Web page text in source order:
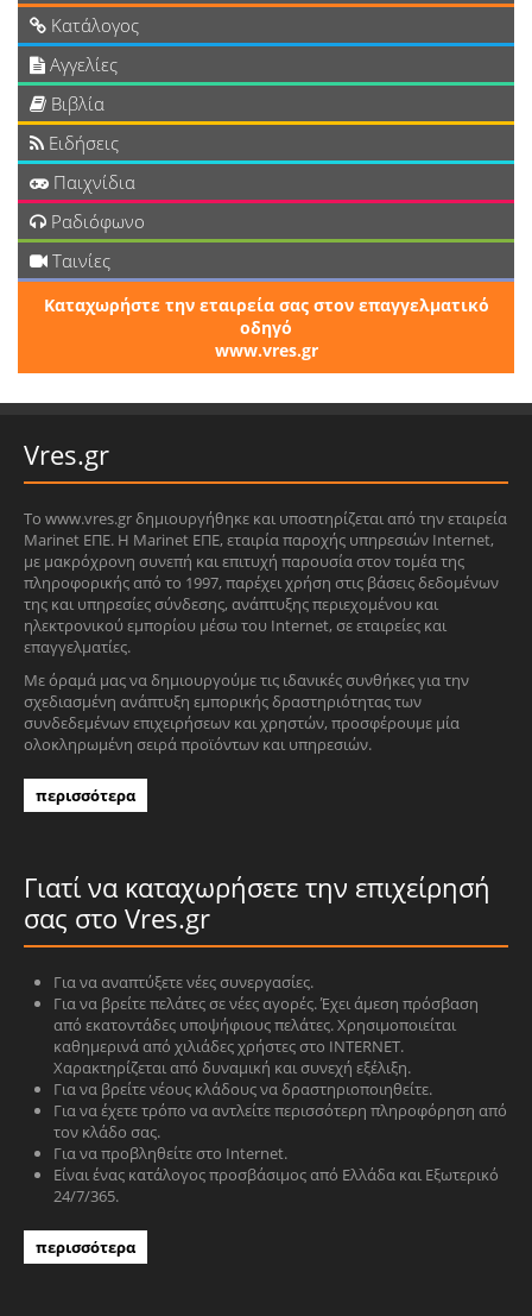
Κατάλογος
Αγγελίες
Βιβλία
Ειδήσεις
Παιχνίδια
Ραδιόφωνο
Ταινίες
Καταχωρήστε την εταιρεία σας στον επαγγελματικό
οδηγό
www.vres.gr
Vres.gr
Το www.vres.gr δημιουργήθηκε και υποστηρίζεται από την εταιρεία
Marinet ΕΠΕ. Η Marinet ΕΠΕ, εταιρία παροχής υπηρεσιών Internet,
με μακρόχρονη συνεπή και επιτυχή παρουσία στον τομέα της
πληροφορικής από το 1997, παρέχει χρήση στις βάσεις δεδομένων
της και υπηρεσίες σύνδεσης, ανάπτυξης περιεχομένου και
ηλεκτρονικού εμπορίου μέσω του Internet, σε εταιρείες και
επαγγελματίες.
Με όραμά μας να δημιουργούμε τις ιδανικές συνθήκες για την
σχεδιασμένη ανάπτυξη εμπορικής δραστηριότητας των
συνδεδεμένων επιχειρήσεων και χρηστών, προσφέρουμε μία
ολοκληρωμένη σειρά προϊόντων και υπηρεσιών.
περισσότερα
Γιατί να καταχωρήσετε την επιχείρησή
σας στο Vres.gr
Για να αναπτύξετε νέες συνεργασίες.
Για να βρείτε πελάτες σε νέες αγορές. Έχει άμεση πρόσβαση
από εκατοντάδες υποψήφιους πελάτες. Χρησιμοποιείται
καθημερινά από χιλιάδες χρήστες στο INTERNET.
Χαρακτηρίζεται από δυναμική και συνεχή εξέλιξη.
Για να βρείτε νέους κλάδους να δραστηριοποιηθείτε.
Για να έχετε τρόπο να αντλείτε περισσότερη πληροφόρηση από
τον κλάδο σας.
Για να προβληθείτε στο Internet.
Είναι ένας κατάλογος προσβάσιμος από Ελλάδα και Εξωτερικό
24/7/365.
περισσότερα